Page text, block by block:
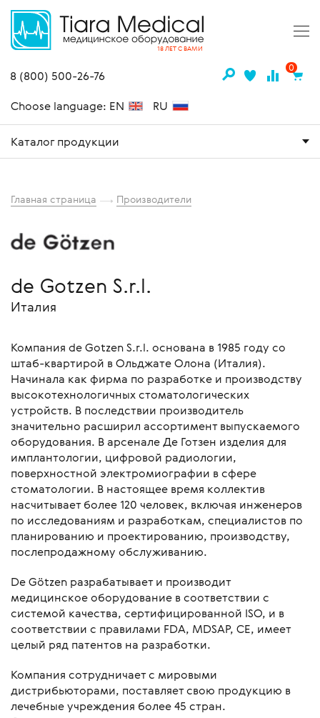
18 ЛЕТ С ВАМИ
8 (800) 500-26-76
0
Choose language: EN RU
Каталог продукции
Главная страница Производители
de Gotzen S.r.l.
Италия
Компания de Gotzen S.r.l. основана в 1985 году со
штаб-квартирой в Ольджате Олона (Италия).
Начинала как фирма по разработке и производству
высокотехнологичных стоматологических
устройств. В последствии производитель
значительно расширил ассортимент выпускаемого
оборудования. В арсенале Де Готзен изделия для
имплантологии, цифровой радиологии,
поверхностной электромиографии в сфере
стоматологии. В настоящее время коллектив
насчитывает более 120 человек, включая инженеров
по исследованиям и разработкам, специалистов по
планированию и проектированию, производству,
послепродажному обслуживанию.
De Götzen разрабатывает и производит
медицинское оборудование в соответствии с
системой качества, сертифицированной ISO, и в
соответствии с правилами FDA, MDSAP, CE, имеет
целый ряд патентов на разработки.
Компания сотрудничает с мировыми
дистрибьюторами, поставляет свою продукцию в
лечебные учреждения более 45 стран.